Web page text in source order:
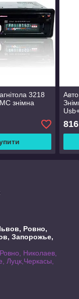
3218
знімна
816
Ровно,
Запорожье,
Николаев,
Луцк,Черкасы,